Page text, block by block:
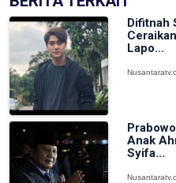
Difitnah
Lapo...
Anak
Syifa...